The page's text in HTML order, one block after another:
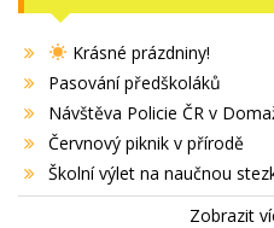
Krásné prázdniny!
Pasování předškoláků
Návštěva Policie ČR v
Červnový piknik v přírodě
Školní výlet na naučnou
Zobrazit